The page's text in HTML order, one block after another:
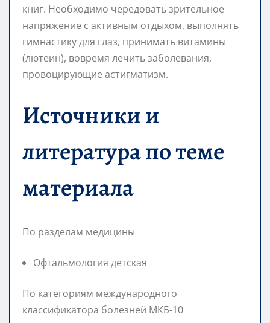
книг. Необходимо чередовать зрительное
напряжение с активным отдыхом, выполнять
гимнастику для глаз, принимать витамины
(лютеин), вовремя лечить заболевания,
провоцирующие астигматизм.
Источники и
литература по теме
материала
По разделам медицины
Офтальмология детская
По категориям международного
классификатора болезней МКБ-10